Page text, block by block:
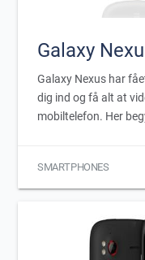
Galaxy
Galaxy Nexus har
dig ind og få alt at
mobiltelefon. Her
SMARTPHONES